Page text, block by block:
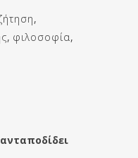
,
, φιλοσοφία,